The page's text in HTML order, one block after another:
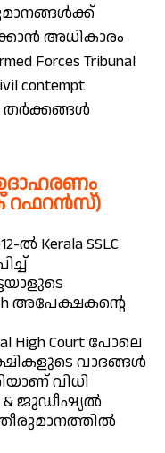
അധികാരം
Forces Tribunal
contempt
റഫറൻസ്)
Kerala SSLC
അപേക്ഷകന്റെ
High Court പോലെ
വാദങ്ങൾ
വിധി
& ജുഡീഷ്യൽ